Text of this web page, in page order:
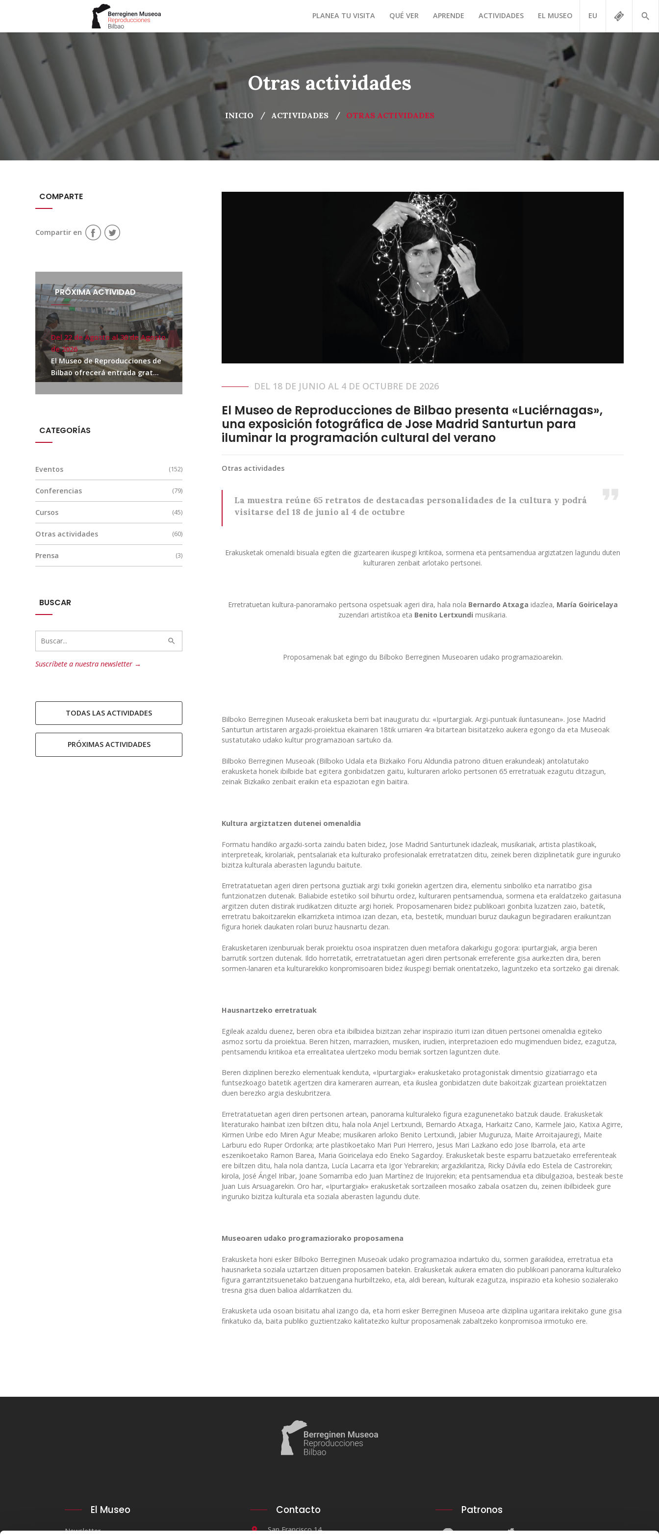
EU
PLANEA TU VISITA QUÉ VER APRENDE ACTIVIDADES EL MUSEO
Otras actividades
INICIO ACTIVIDADES OTRAS ACTIVIDADES
DEL 18 DE JUNIO AL 4 DE OCTUBRE DE 2026
El Museo de Reproducciones de Bilbao presenta «Luciérnagas»,
una exposición fotográfica de Jose Madrid Santurtun para
iluminar la programación cultural del verano
Otras actividades
La muestra reúne 65 retratos de destacadas personalidades de la cultura y podrá
visitarse del 18 de junio al 4 de octubre
Erakusketak omenaldi bisuala egiten die gizartearen ikuspegi kritikoa, sormena eta pentsamendua argiztatzen lagundu duten
kulturaren zenbait arlotako pertsonei.
Erretratuetan kultura-panoramako pertsona ospetsuak ageri dira, hala nola Bernardo Atxaga idazlea, María Goiricelaya
zuzendari artistikoa eta Benito Lertxundi musikaria.
Proposamenak bat egingo du Bilboko Berreginen Museoaren udako programazioarekin.
Bilboko Berreginen Museoak erakusketa berri bat inauguratu du: «Ipurtargiak. Argi-puntuak iluntasunean». Jose Madrid
Santurtun artistaren argazki-proiektua ekainaren 18tik urriaren 4ra bitartean bisitatzeko aukera egongo da eta Museoak
sustatutako udako kultur programazioan sartuko da.
Bilboko Berreginen Museoak (Bilboko Udala eta Bizkaiko Foru Aldundia patrono dituen erakundeak) antolatutako
erakusketa honek ibilbide bat egitera gonbidatzen gaitu, kulturaren arloko pertsonen 65 erretratuak ezagutu ditzagun,
zeinak Bizkaiko zenbait eraikin eta espaziotan egin baitira.
Kultura argiztatzen dutenei omenaldia
Formatu handiko argazki-sorta zaindu baten bidez, Jose Madrid Santurtunek idazleak, musikariak, artista plastikoak,
interpreteak, kirolariak, pentsalariak eta kulturako profesionalak erretratatzen ditu, zeinek beren diziplinetatik gure inguruko
bizitza kulturala aberasten lagundu baitute.
Erretratatuetan ageri diren pertsona guztiak argi txiki goriekin agertzen dira, elementu sinboliko eta narratibo gisa
funtzionatzen dutenak. Baliabide estetiko soil bihurtu ordez, kulturaren pentsamendua, sormena eta eraldatzeko gaitasuna
argitzen duten distirak irudikatzen dituzte argi horiek. Proposamenaren bidez publikoari gonbita luzatzen zaio, batetik,
erretratu bakoitzarekin elkarrizketa intimoa izan dezan, eta, bestetik, munduari buruz daukagun begiradaren eraikuntzan
figura horiek daukaten rolari buruz hausnartu dezan.
Erakusketaren izenburuak berak proiektu osoa inspiratzen duen metafora dakarkigu gogora: ipurtargiak, argia beren
barrutik sortzen dutenak. Ildo horretatik, erretratatuetan ageri diren pertsonak erreferente gisa aurkezten dira, beren
sormen-lanaren eta kulturarekiko konpromisoaren bidez ikuspegi berriak orientatzeko, laguntzeko eta sortzeko gai direnak.
Hausnartzeko erretratuak
Egileak azaldu duenez, beren obra eta ibilbidea bizitzan zehar inspirazio iturri izan dituen pertsonei omenaldia egiteko
asmoz sortu da proiektua. Beren hitzen, marrazkien, musiken, irudien, interpretazioen edo mugimenduen bidez, ezagutza,
pentsamendu kritikoa eta errealitatea ulertzeko modu berriak sortzen laguntzen dute.
Beren diziplinen berezko elementuak kenduta, «Ipurtargiak» erakusketako protagonistak dimentsio gizatiarrago eta
funtsezkoago batetik agertzen dira kameraren aurrean, eta ikuslea gonbidatzen dute bakoitzak gizartean proiektatzen
duen berezko argia deskubritzera.
Erretratatuetan ageri diren pertsonen artean, panorama kulturaleko figura ezagunenetako batzuk daude. Erakusketak
literaturako hainbat izen biltzen ditu, hala nola Anjel Lertxundi, Bernardo Atxaga, Harkaitz Cano, Karmele Jaio, Katixa Agirre,
Kirmen Uribe edo Miren Agur Meabe; musikaren arloko Benito Lertxundi, Jabier Muguruza, Maite Arroitajauregi, Maite
Larburu edo Ruper Ordorika; arte plastikoetako Mari Puri Herrero, Jesus Mari Lazkano edo Jose Ibarrola, eta arte
eszenikoetako Ramon Barea, Maria Goiricelaya edo Eneko Sagardoy. Erakusketak beste esparru batzuetako erreferenteak
ere biltzen ditu, hala nola dantza, Lucía Lacarra eta Igor Yebrarekin; argazkilaritza, Ricky Dávila edo Estela de Castrorekin;
kirola, José Ángel Iribar, Joane Somarriba edo Juan Martínez de Irujorekin; eta pentsamendua eta dibulgazioa, besteak beste
Juan Luis Arsuagarekin. Oro har, «Ipurtargiak» erakusketak sortzaileen mosaiko zabala osatzen du, zeinen ibilbideek gure
inguruko bizitza kulturala eta soziala aberasten lagundu dute.
Museoaren udako programaziorako proposamena
Erakusketa honi esker Bilboko Berreginen Museoak udako programazioa indartuko du, sormen garaikidea, erretratua eta
hausnarketa soziala uztartzen dituen proposamen batekin. Erakusketak aukera ematen dio publikoari panorama kulturaleko
figura garrantzitsuenetako batzuengana hurbiltzeko, eta, aldi berean, kulturak ezagutza, inspirazio eta kohesio sozialerako
tresna gisa duen balioa aldarrikatzen du.
Erakusketa uda osoan bisitatu ahal izango da, eta horri esker Berreginen Museoa arte diziplina ugaritara irekitako gune gisa
finkatuko da, baita publiko guztientzako kalitatezko kultur proposamenak zabaltzeko konpromisoa irmotuko ere.
COMPARTE
Compartir en
PRÓXIMA ACTIVIDAD
Del 22 de Agosto al 30 de Agosto
de 2026
El Museo de Reproducciones de
Bilbao ofrecerá entrada grat...
CATEGORÍAS
Eventos (152)
Conferencias (79)
Cursos (45)
Otras actividades (60)
Prensa (3)
BUSCAR
Suscríbete a nuestra newsletter →
TODAS LAS ACTIVIDADES
PRÓXIMAS ACTIVIDADES
El Museo
Newsletter
Contacto
San Francisco 14.
Patronos